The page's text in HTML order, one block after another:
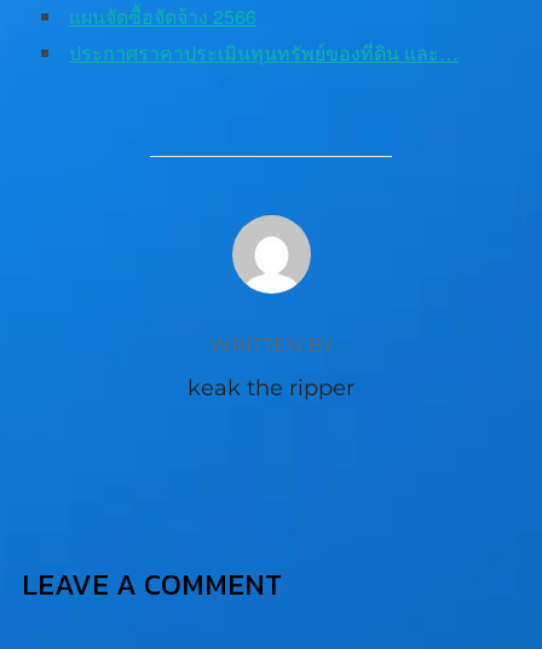
แผนจัดซื้อจัดจ้าง 2566
ประกาศราคาประเมินทุนทรัพย์ของที่ดิน และ…
POST AUTHOR
WRITTEN BY
keak the ripper
LEAVE A COMMENT